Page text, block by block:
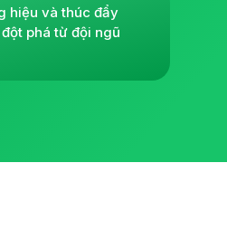
hiệu và thúc đẩy
phá từ đội ngũ